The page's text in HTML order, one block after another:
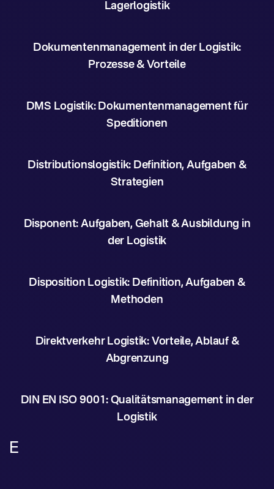
Lagerlogistik
Dokumentenmanagement in der Logistik:
Prozesse & Vorteile
DMS Logistik: Dokumentenmanagement für
Speditionen
Distributionslogistik: Definition, Aufgaben &
Strategien
Disponent: Aufgaben, Gehalt & Ausbildung in
der Logistik
Disposition Logistik: Definition, Aufgaben &
Methoden
Direktverkehr Logistik: Vorteile, Ablauf &
Abgrenzung
DIN EN ISO 9001: Qualitätsmanagement in der
Logistik
E